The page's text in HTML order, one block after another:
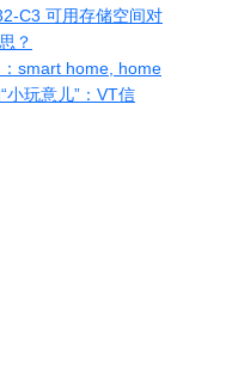
C3 可用存储空间对
？
smart home, home
小玩意儿”：VT信